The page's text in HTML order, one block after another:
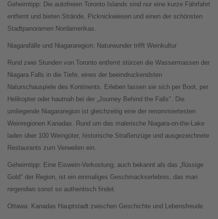
Geheimtipp: Die autofreien Toronto Islands sind nur eine kurze Fährfahrt
entfernt und bieten Strände, Picknickwiesen und einen der schönsten
Stadtpanoramen Nordamerikas.
Niagarafälle und Niagararegion: Naturwunder trifft Weinkultur
Rund zwei Stunden von Toronto entfernt stürzen die Wassermassen der
Niagara Falls in die Tiefe, eines der beeindruckendsten
Naturschauspiele des Kontinents. Erleben lassen sie sich per Boot, per
Helikopter oder hautnah bei der „Journey Behind the Falls". Die
umliegende Niagararegion ist gleichzeitig eine der renommiertesten
Weinregionen Kanadas. Rund um das malerische Niagara-on-the-Lake
laden über 100 Weingüter, historische Straßenzüge und ausgezeichnete
Restaurants zum Verweilen ein.
Geheimtipp: Eine Eiswein-Verkostung, auch bekannt als das „flüssige
Gold" der Region, ist ein einmaliges Geschmackserlebnis, das man
nirgendwo sonst so authentisch findet.
Ottawa: Kanadas Hauptstadt zwischen Geschichte und Lebensfreude